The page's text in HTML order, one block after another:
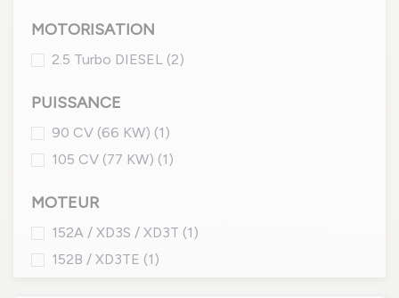
MOTORISATION
2.5 Turbo DIESEL (2)
PUISSANCE
90 CV (66 KW) (1)
105 CV (77 KW) (1)
MOTEUR
152A / XD3S / XD3T (1)
152B / XD3TE (1)